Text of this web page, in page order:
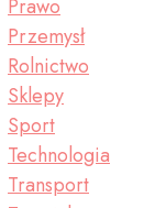
Prawo
Przemysł
Rolnictwo
Sklepy
Sport
Technologia
Transport